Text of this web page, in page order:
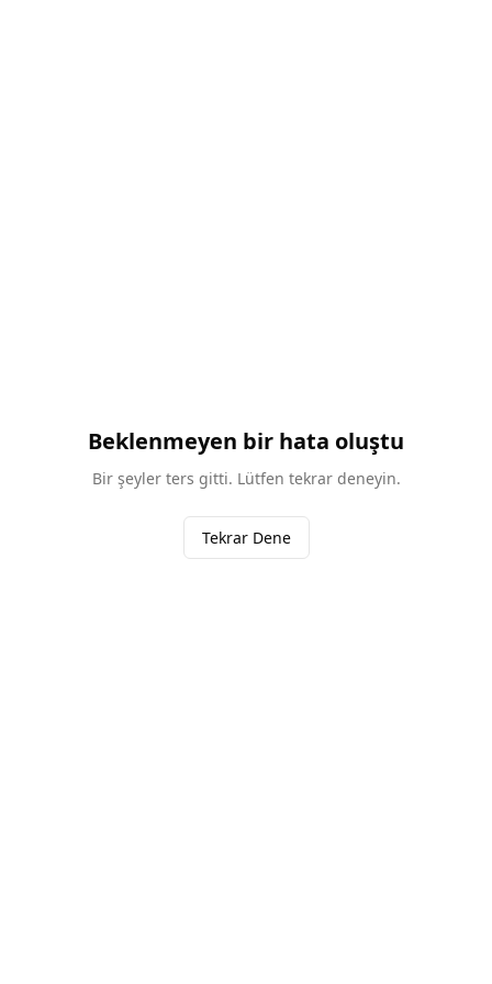
Beklenmeyen bir hata oluştu
Bir şeyler ters gitti. Lütfen tekrar deneyin.
Tekrar Dene